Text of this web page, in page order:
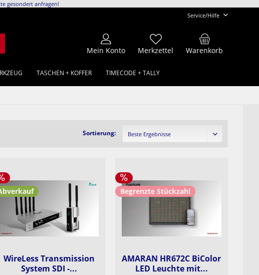
gesondert anfragen!
Service/Hilfe
Warenkorb
Merkzettel
Mein Konto
TASCHEN + KOFFER TIMECODE + TALLY
Sortierung:
WireLess Transmission
System SDI -...
Begrenzte Stückzahl
AMARAN HR672C BiColor
LED Leuchte mit...